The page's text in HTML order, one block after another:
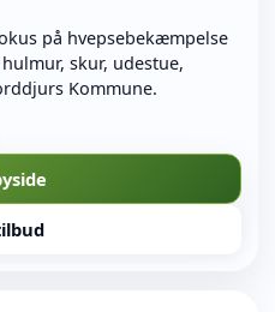
på hvepsebekæmpelse
skur, udestue,
Kommune.